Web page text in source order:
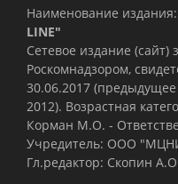
Наименование издания:
LINE"
Сетевое издание (сайт)
Роскомнадзором,
30.06.2017
2012). Возрастная
Корман М.О. -
Учредитель: ООО
Гл.редактор: Скопин